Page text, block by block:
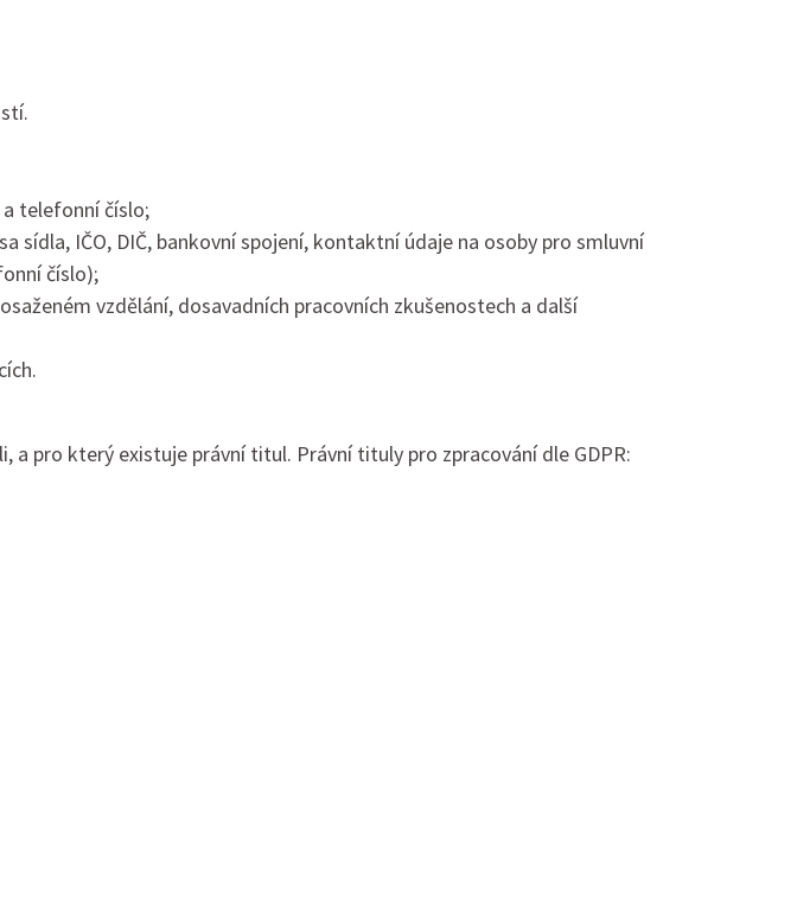
telefonní číslo;
IČO, DIČ, bankovní spojení, kontaktní údaje na osoby pro smluvní
číslo);
vzdělání, dosavadních pracovních zkušenostech a další
a pro který existuje právní titul. Právní tituly pro zpracování dle GDPR: